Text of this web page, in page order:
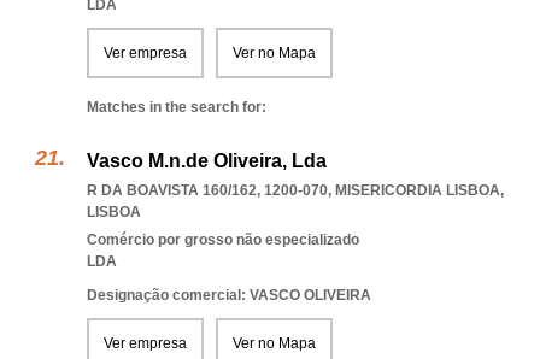
LDA
Ver empresa Ver no Mapa
Matches in the search for:
Vasco M.n.de Oliveira, Lda
R DA BOAVISTA 160/162, 1200-070, MISERICORDIA LISBOA,
LISBOA
Comércio por grosso não especializado
LDA
Designação comercial: VASCO OLIVEIRA
Ver empresa Ver no Mapa